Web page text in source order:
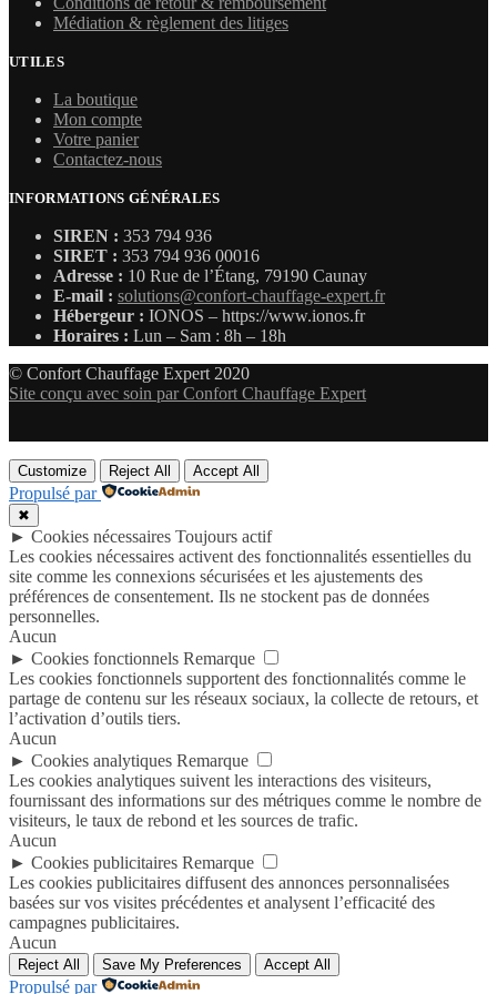
Médiation & règlement des litiges
UTILES
La boutique
Mon compte
Votre panier
Contactez-nous
INFORMATIONS GÉNÉRALES
SIREN : 353 794 936
SIRET : 353 794 936 00016
Adresse : 10 Rue de l’Étang, 79190 Caunay
E-mail : solutions@confort-chauffage-expert.fr
Hébergeur : IONOS – https://www.ionos.fr
Horaires : Lun – Sam : 8h – 18h
© Confort Chauffage Expert 2020
Site conçu avec soin par Confort Chauffage Expert
Customize Reject All Accept All
Propulsé par
✖
► Cookies nécessaires Toujours actif
Les cookies nécessaires activent des fonctionnalités essentielles du
site comme les connexions sécurisées et les ajustements des
préférences de consentement. Ils ne stockent pas de données
personnelles.
Aucun
► Cookies fonctionnels Remarque
Les cookies fonctionnels supportent des fonctionnalités comme le
partage de contenu sur les réseaux sociaux, la collecte de retours, et
l’activation d’outils tiers.
Aucun
► Cookies analytiques Remarque
Les cookies analytiques suivent les interactions des visiteurs,
fournissant des informations sur des métriques comme le nombre de
visiteurs, le taux de rebond et les sources de trafic.
Aucun
► Cookies publicitaires Remarque
Les cookies publicitaires diffusent des annonces personnalisées
basées sur vos visites précédentes et analysent l’efficacité des
campagnes publicitaires.
Aucun
Reject All Save My Preferences Accept All
Propulsé par